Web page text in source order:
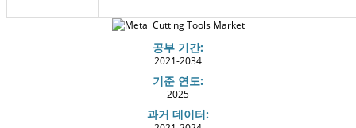
공부 기간:
2021-2034
기준 연도:
2025
과거 데이터: